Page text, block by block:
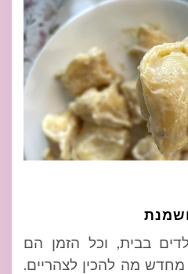
בבית, וכל הזמן הם
מה להכין לצהריים.